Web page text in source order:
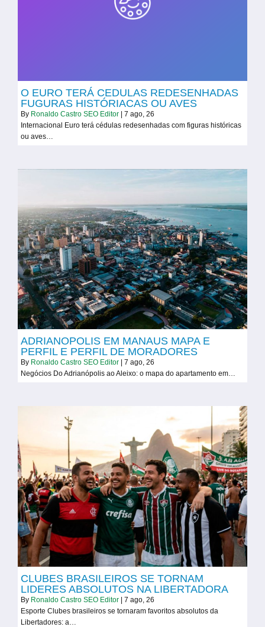
O EURO TERÁ CEDULAS REDESENHADAS
FUGURAS HISTÓRIACAS OU AVES
By Ronaldo Castro SEO Editor | 7 ago, 26
Internacional Euro terá cédulas redesenhadas com figuras históricas
ou aves…
ADRIANOPOLIS EM MANAUS MAPA E
PERFIL E PERFIL DE MORADORES
By Ronaldo Castro SEO Editor 7 ago, 26
Negócios Do Adrianópolis ao Aleixo: o mapa do apartamento em…
CLUBES BRASILEIROS SE TORNAM
LIDERES ABSOLUTOS NA LIBERTADORA
By Ronaldo Castro SEO Editor | 7 ago, 26
Esporte Clubes brasileiros se tornaram favoritos absolutos da
Libertadores: a…